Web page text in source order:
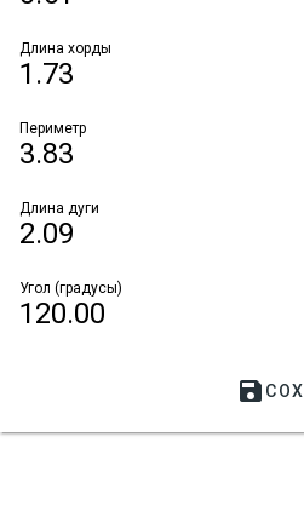
Длина хорды
1.73
Периметр
3.83
Длина дуги
2.09
Угол (градусы)
120.00
